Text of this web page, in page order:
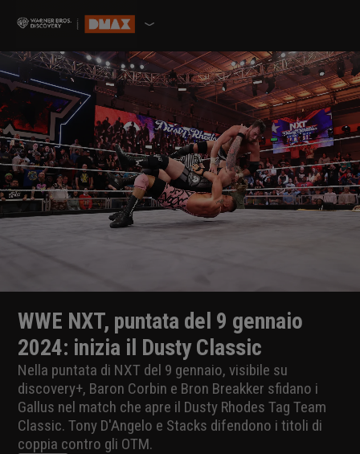
WWE NXT, puntata del 9 gennaio
2024: inizia il Dusty Classic
Nella puntata di NXT del 9 gennaio, visibile su
discovery+, Baron Corbin e Bron Breakker sfidano i
Gallus nel match che apre il Dusty Rhodes Tag Team
Classic. Tony D'Angelo e Stacks difendono i titoli di
coppia contro gli OTM.